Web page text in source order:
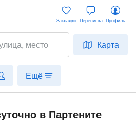
место Карта
Закладки Переписка Профиль
Ещё
в Партените